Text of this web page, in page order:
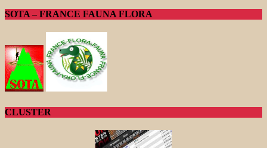
SOTA – FRANCE FAUNA FLORA
CLUSTER